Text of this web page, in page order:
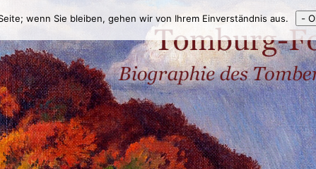
wenn Sie bleiben, gehen wir von Ihrem Einverständnis aus. -